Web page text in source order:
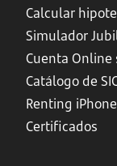
Calcular
Simulador
Cuenta Online
Catálogo de
Renting
Certificados